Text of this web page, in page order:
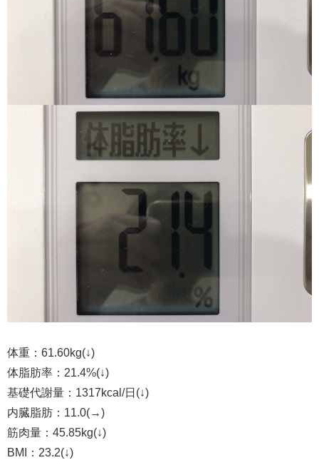
体重：61.60kg(↓)
体脂肪率：21.4%(↓)
基礎代謝量：1317kcal/日(↓)
内臓脂肪：11.0(→)
筋肉量：45.85kg(↓)
BMI：23.2(↓)